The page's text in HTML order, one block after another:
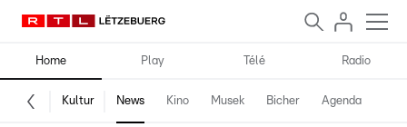
Home Play Télé Radio
Kultur News Kino Musek Bicher Agenda